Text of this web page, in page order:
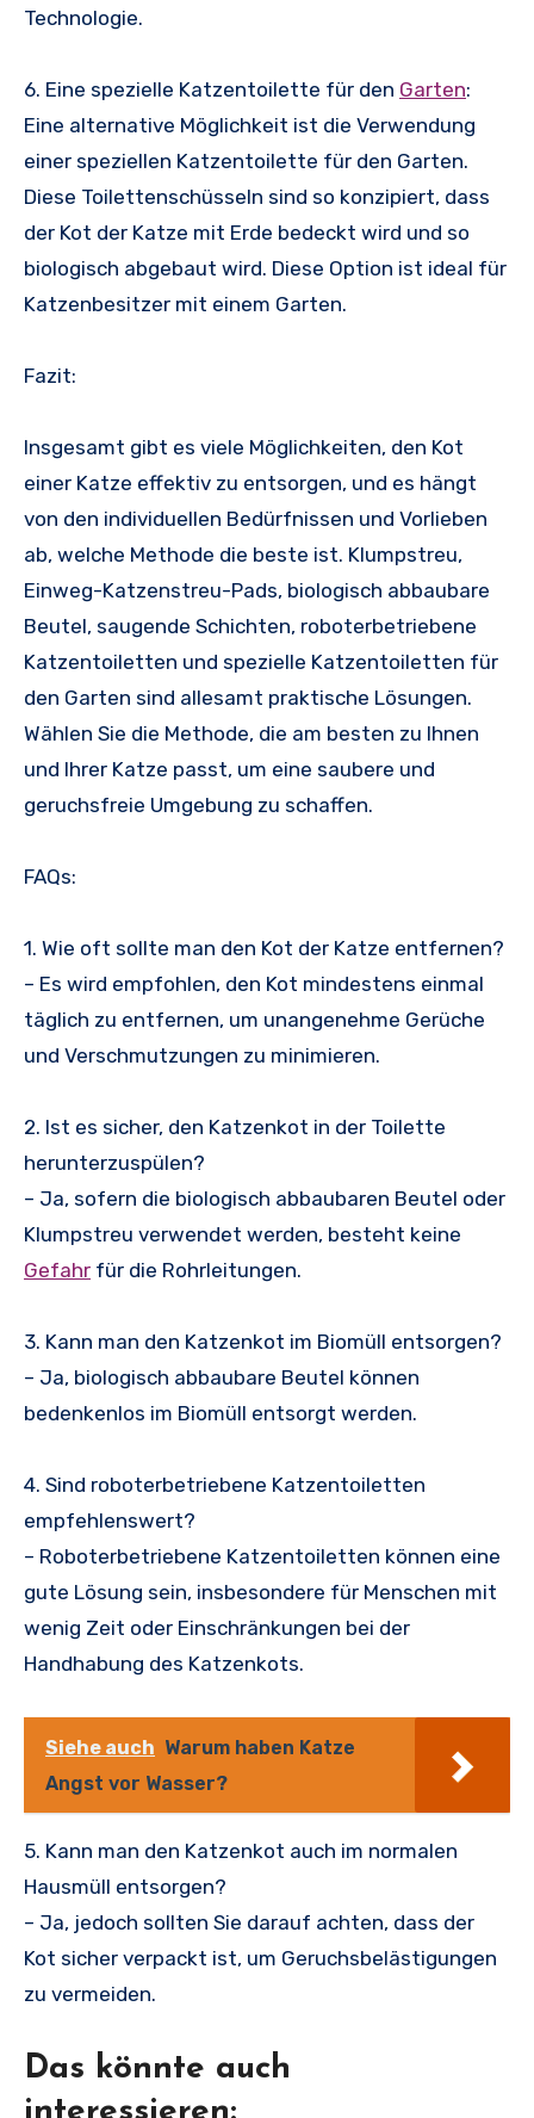
Technologie.
6. Eine spezielle Katzentoilette für den Garten:
Eine alternative Möglichkeit ist die Verwendung
einer speziellen Katzentoilette für den Garten.
Diese Toilettenschüsseln sind so konzipiert, dass
der Kot der Katze mit Erde bedeckt wird und so
biologisch abgebaut wird. Diese Option ist ideal für
Katzenbesitzer mit einem Garten.
Fazit:
Insgesamt gibt es viele Möglichkeiten, den Kot
einer Katze effektiv zu entsorgen, und es hängt
von den individuellen Bedürfnissen und Vorlieben
ab, welche Methode die beste ist. Klumpstreu,
Einweg-Katzenstreu-Pads, biologisch abbaubare
Beutel, saugende Schichten, roboterbetriebene
Katzentoiletten und spezielle Katzentoiletten für
den Garten sind allesamt praktische Lösungen.
Wählen Sie die Methode, die am besten zu Ihnen
und Ihrer Katze passt, um eine saubere und
geruchsfreie Umgebung zu schaffen.
FAQs:
1. Wie oft sollte man den Kot der Katze entfernen?
– Es wird empfohlen, den Kot mindestens einmal
täglich zu entfernen, um unangenehme Gerüche
und Verschmutzungen zu minimieren.
2. Ist es sicher, den Katzenkot in der Toilette
herunterzuspülen?
– Ja, sofern die biologisch abbaubaren Beutel oder
Klumpstreu verwendet werden, besteht keine
Gefahr für die Rohrleitungen.
3. Kann man den Katzenkot im Biomüll entsorgen?
– Ja, biologisch abbaubare Beutel können
bedenkenlos im Biomüll entsorgt werden.
4. Sind roboterbetriebene Katzentoiletten
empfehlenswert?
– Roboterbetriebene Katzentoiletten können eine
gute Lösung sein, insbesondere für Menschen mit
wenig Zeit oder Einschränkungen bei der
Handhabung des Katzenkots.
Siehe auch Warum haben Katze
Angst vor Wasser?
5. Kann man den Katzenkot auch im normalen
Hausmüll entsorgen?
– Ja, jedoch sollten Sie darauf achten, dass der
Kot sicher verpackt ist, um Geruchsbelästigungen
zu vermeiden.
Das könnte auch